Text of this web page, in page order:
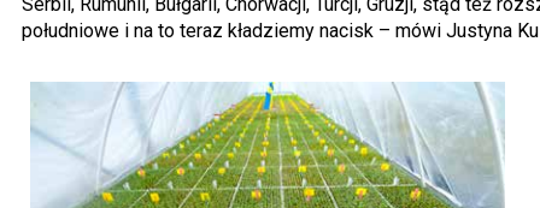
Serbii, Rumunii, Bułgarii, Chorwacji, Turcji, Gruzji, stąd też
południowe i na to teraz kładziemy nacisk – mówi Justyna